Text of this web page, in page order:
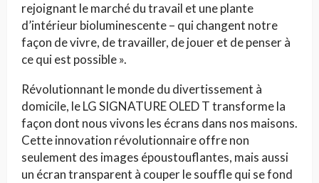
rejoignant le marché du travail et une plante
d’intérieur bioluminescente – qui changent notre
façon de vivre, de travailler, de jouer et de penser à
ce qui est possible ».
Révolutionnant le monde du divertissement à
domicile, le LG SIGNATURE OLED T transforme la
façon dont nous vivons les écrans dans nos maisons.
Cette innovation révolutionnaire offre non
seulement des images époustouflantes, mais aussi
un écran transparent à couper le souffle qui se fond